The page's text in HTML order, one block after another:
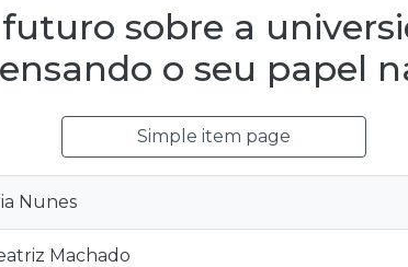
sobre a
o seu papel
Simple item page
Nunes
Machado